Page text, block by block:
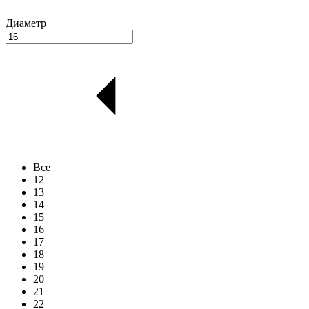
Диаметр
Все
12
13
14
15
16
17
18
19
20
21
22